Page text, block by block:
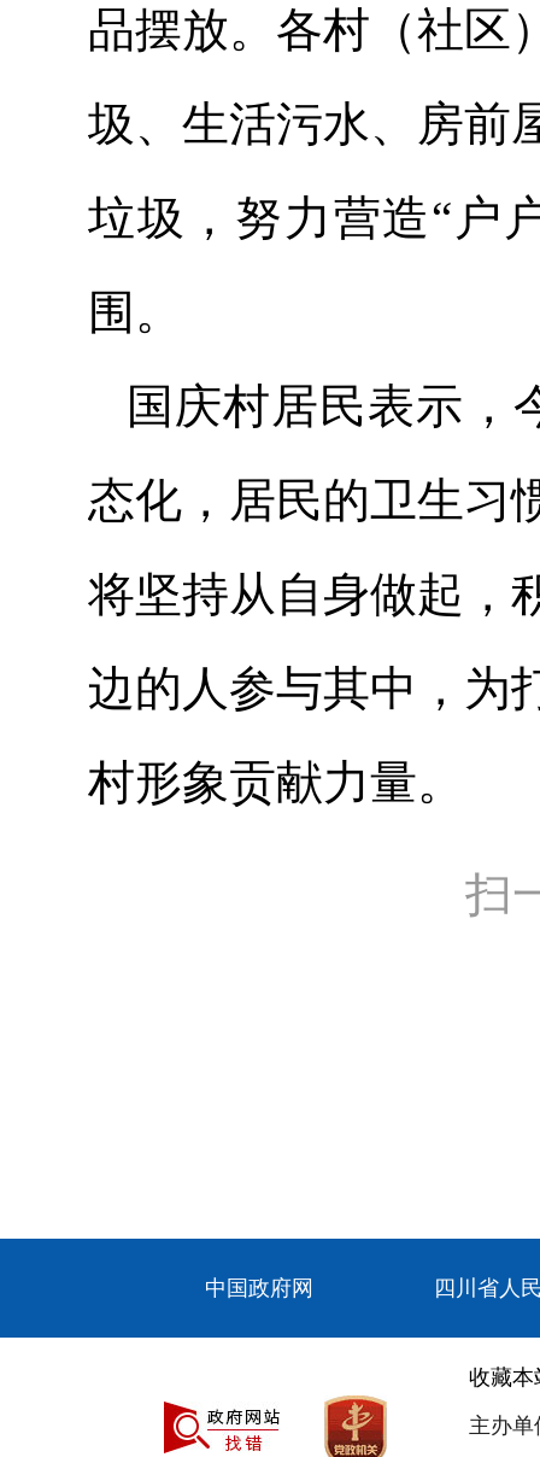
品摆放。各村（社区
圾、生活污水、房前
垃圾，努力营造“户
围。
国庆村居民表示，
态化，居民的卫生习
将坚持从自身做起，
边的人参与其中，为
村形象贡献力量。
扫
中国政府网 四川省人
收藏本
主办